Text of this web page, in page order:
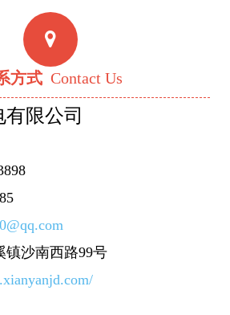
方式 Contact Us
限公司
镇沙南西路99号